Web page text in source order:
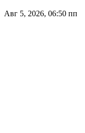
Авг 5, 2026, 06:50 пп